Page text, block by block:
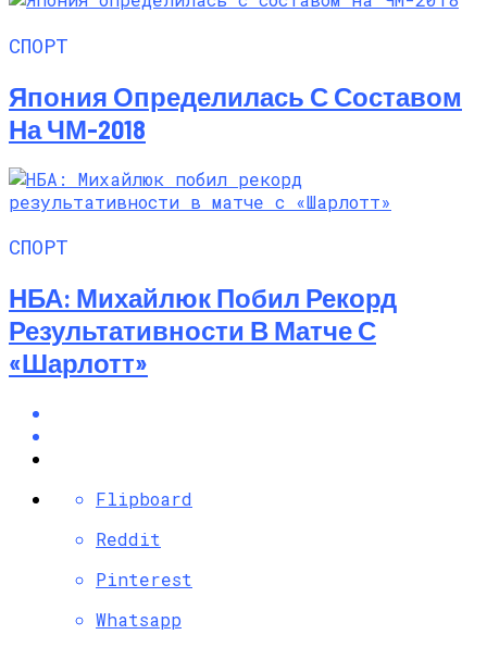
СПОРТ
Япония Определилась С Составом
На ЧМ-2018
СПОРТ
НБА: Михайлюк Побил Рекорд
Результативности В Матче С
«Шарлотт»
Flipboard
Reddit
Pinterest
Whatsapp